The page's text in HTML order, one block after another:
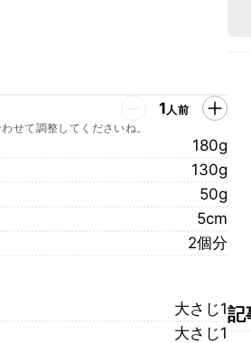
1人前
せて調整してくださいね。
180g
130g
50g
5cm
2個分
大さじ1
大さじ1
記